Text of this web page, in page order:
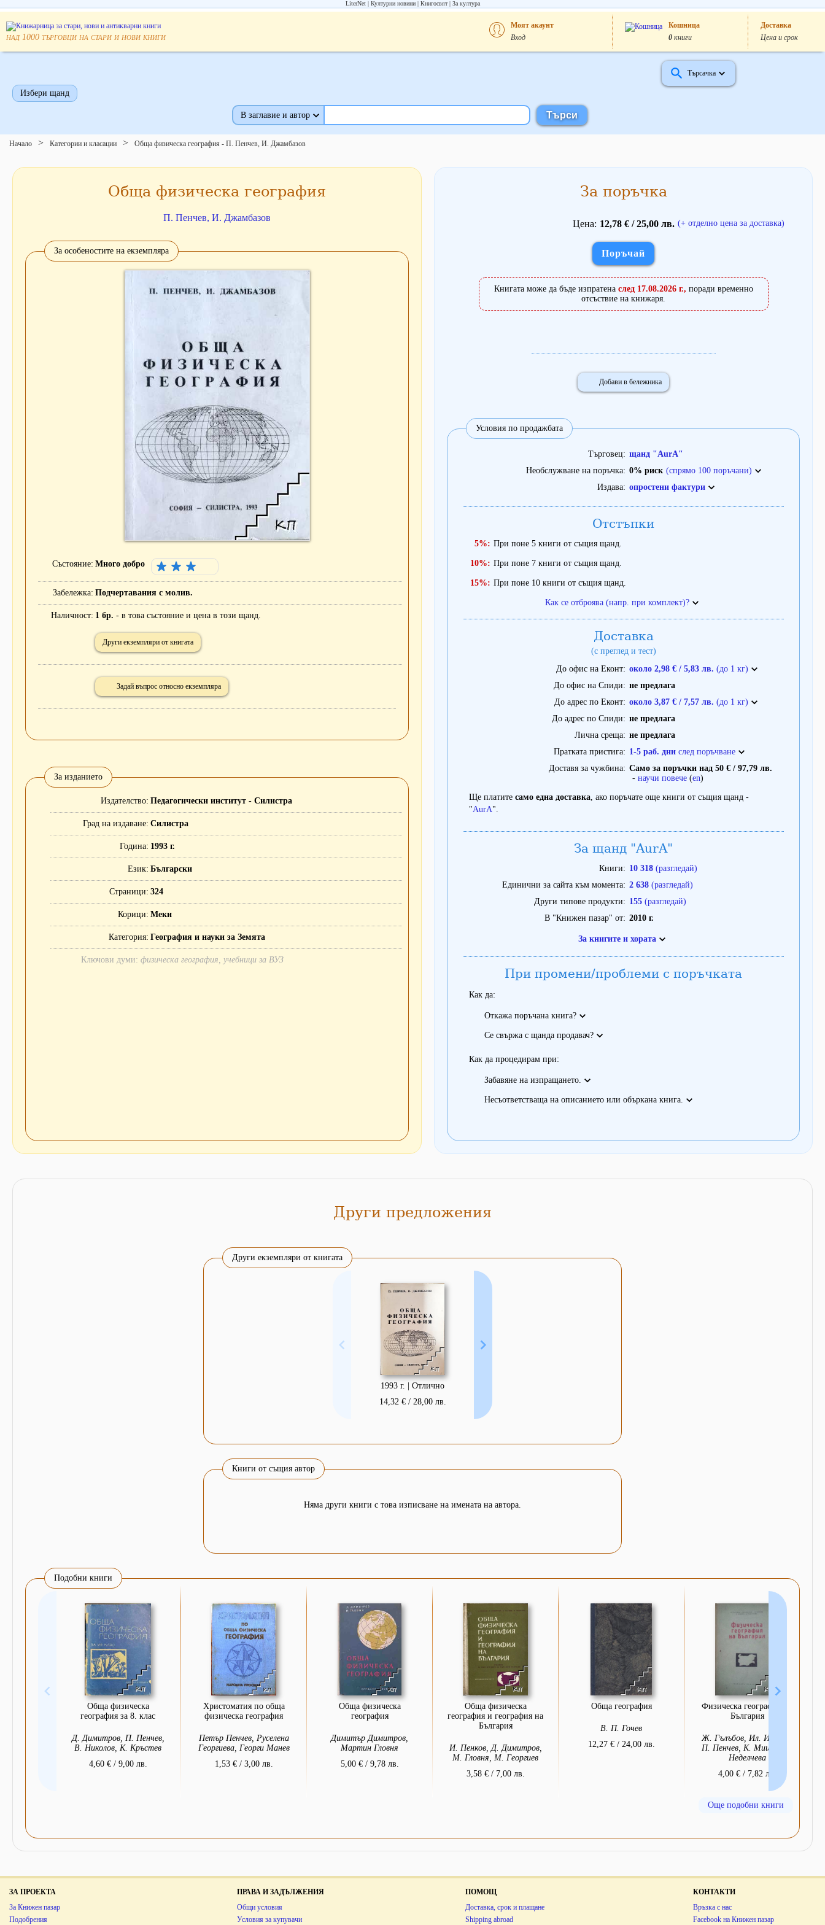
LiterNet Културни новини Книгосвят За култура
над 1000 търговци на стари и нови книги
Моят акаунт
Вход
Кошница
0 книги
Доставка
Цена и срок
Избери щанд
Търсачка
В заглавие и автор
Начало Категории и класации Обща физическа география - П. Пенчев, И. Джамбазов
Обща физическа география
П. Пенчев, И. Джамбазов
За особеностите на екземпляра
Състояние Много добро
Забележка Подчертавания с молив.
Наличност 1 бр. - в това състояние и цена в този щанд.
Други екземпляри от книгата
Задай въпрос относно екземпляра
За изданието
Издателство Педагогически институт - Силистра
Град на издаване Силистра
Година 1993 г.
Език Български
Страници 324
Корици Меки
Категория География и науки за Земята
Ключови думи: физическа география, учебници за ВУЗ
За поръчка
Цена 12,78 € / 25,00 лв. (+ отделно цена за доставка)
Поръчай
Книгата може да бъде изпратена след 17.08.2026 г., поради временно
отсъствие на книжаря.
Добави в бележника
Условия по продажбата
Търговец
щанд "AurA"
Необслужване на поръчка
0% риск (спрямо 100 поръчани)
Издава
опростени фактури
Отстъпки
5%: При поне 5 книги от същия щанд.
10%: При поне 7 книги от същия щанд.
15%: При поне 10 книги от същия щанд.
Как се отброява (напр. при комплект)?
Доставка
(с преглед и тест)
До офис на Еконт
около 2,98 € / 5,83 лв. (до 1 кг)
До офис на Спиди
не предлага
До адрес по Еконт
около 3,87 € / 7,57 лв. (до 1 кг)
До адрес по Спиди
не предлага
Лична среща
не предлага
Пратката пристига
1-5 раб. дни след поръчване
Доставя за чужбина
Само за поръчки над 50 € / 97,79 лв.
- научи повече(en)
Ще платите само една доставка, ако поръчате още книги от същия щанд -
"AurA".
За щанд "AurA"
Книги 10 318(разгледай)
Единични за сайта към момента
2 638(разгледай)
Други типове продукти
155(разгледай)
В "Книжен пазар" от
2010 г.
За книгите и хората
При промени/проблеми с поръчката
Как да:
Откажа поръчана книга?
Се свържа с щанда продавач?
Как да процедирам при:
Забавяне на изпращането.
Несъответстваща на описанието или объркана книга.
Други предложения
Други екземпляри от книгата
1993 г. | Отлично
14,32 € / 28,00 лв.
Книги от същия автор
Няма други книги с това изписване на имената на автора.
Подобни книги
Обща физическа
география за 8. клас
Д. Димитров, П. Пенчев,
В. Николов, К. Кръстев
4,60 € / 9,00 лв.
Христоматия по обща
физическа география
Петър Пенчев, Руселена
Георгиева, Георги Манев
1,53 € / 3,00 лв.
Обща физическа
география
Димитър Димитров,
Мартин Гловня
5,00 € / 9,78 лв.
Обща физическа
география и география на
България
И. Пенков, Д. Димитров,
М. Гловня, М. Георгиев
3,58 € / 7,00 лв.
Обща география
В. П. Гочев
12,27 € / 24,00 лв.
Физическа география на
България
Ж. Гълъбов, Ил. Иванов,
П. Пенчев, К. Мишев, В.
Неделчева
4,00 € / 7,82 лв.
Още подобни книги
ЗА ПРОЕКТА
За Книжен пазар
Подобрения
ПРАВА И ЗАДЪЛЖЕНИЯ
Общи условия
Условия за купувачи
ПОМОЩ
Доставка, срок и плащане
Shipping abroad
КОНТАКТИ
Връзка с нас
Facebook на Книжен пазар